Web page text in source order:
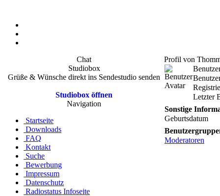
Chat
Studiobox
Grüße & Wünsche direkt ins Sendestudio senden
Studiobox öffnen
Navigation
Startseite
Downloads
FAQ
Kontakt
Suche
Bewerbung
Impressum
Datenschutz
Radiostatus Infoseite
Profil von
Letzter
Sonstige
Geburtsdatum
Moderatoren